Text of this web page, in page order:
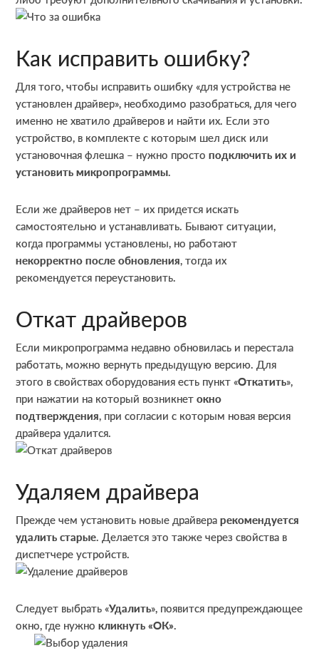
Как исправить ошибку?
Для того, чтобы исправить ошибку «для устройства не
установлен драйвер», необходимо разобраться, для чего
именно не хватило драйверов и найти их. Если это
устройство, в комплекте с которым шел диск или
установочная флешка – нужно простоподключить их и
установить микропрограммы.
Если же драйверов нет – их придется искать
самостоятельно и устанавливать. Бывают ситуации,
когда программы установлены, но работают
некорректно после обновления, тогда их
рекомендуется переустановить.
Откат драйверов
Если микропрограмма недавно обновилась и перестала
работать, можно вернуть предыдущую версию. Для
этого в свойствах оборудования есть пункт «Откатить»,
при нажатии на который возникнетокно
подтверждения, при согласии с которым новая версия
драйвера удалится.
Удаляем драйвера
Прежде чем установить новые драйверарекомендуется
удалить старые. Делается это также через свойства в
диспетчере устройств.
Следует выбрать «Удалить», появится предупреждающее
окно, где нужнокликнуть «ОК».